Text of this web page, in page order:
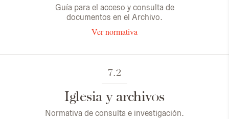
Guía para el acceso y consulta de
documentos en el Archivo.
Ver normativa
7.2
Iglesia y archivos
Normativa de consulta e investigación.